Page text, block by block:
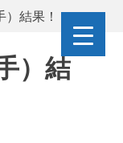
結果！
）結